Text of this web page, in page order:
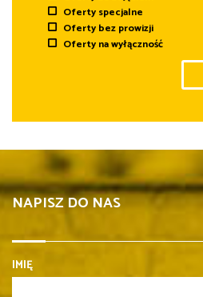
Oferty specjalne
Oferty bez prowizji
Oferty na wyłączność
NAPISZ DO NAS
IMIĘ